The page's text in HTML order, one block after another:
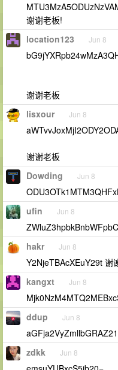
谢谢老板!
location123 Jun 8
谢谢老板
lisxour Jun 8
谢谢老板
Dowding Jun 8
ufin Jun 8
hakr Jun 8
Y2NjeTBAcXEuY29t 谢
kangxt Jun 8
ddup Jun 8
zdkk Jun 8